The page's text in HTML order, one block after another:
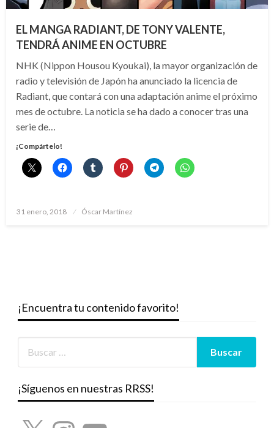
EL MANGA RADIANT, DE TONY VALENTE,
TENDRÁ ANIME EN OCTUBRE
NHK (Nippon Housou Kyoukai), la mayor organización de
radio y televisión de Japón ha anunciado la licencia de
Radiant, que contará con una adaptación anime el próximo
mes de octubre. La noticia se ha dado a conocer tras una
serie de…
¡Compártelo!
Publicado
31 enero, 2018 Óscar Martínez
¡Encuentra tu contenido favorito!
¡Síguenos en nuestras RRSS!
X InstagramYouTube